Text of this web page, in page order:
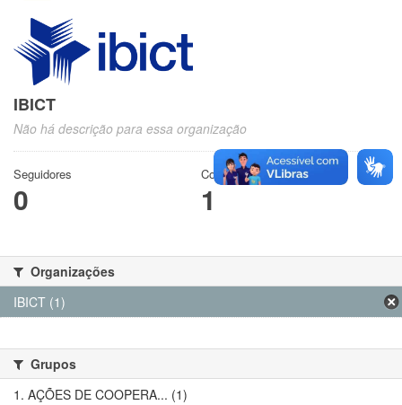
IBICT
Não há descrição para essa organização
Seguidores
0
Conjuntos de dados
1
Organizações
IBICT (1)
Grupos
1. AÇÕES DE COOPERA... (1)